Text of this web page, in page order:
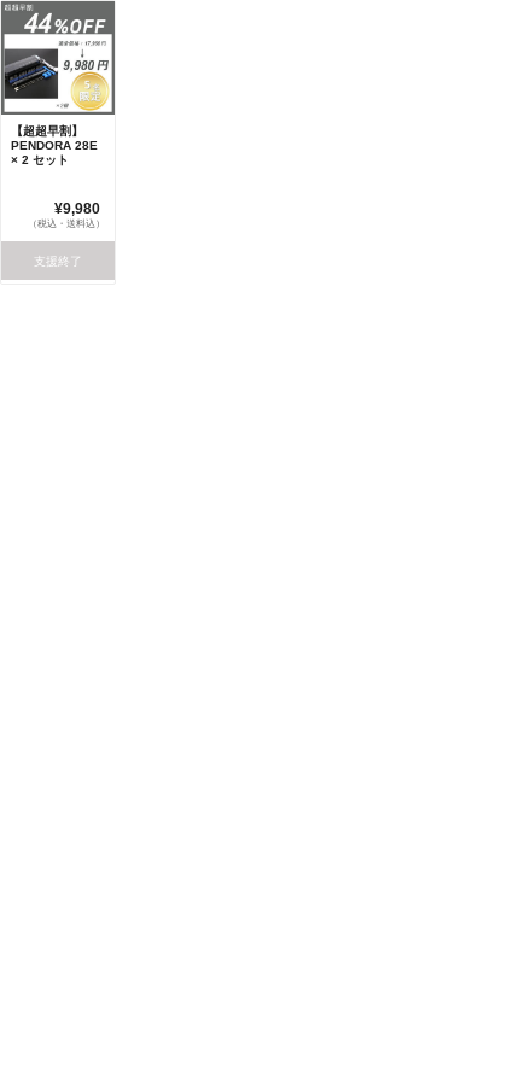
【超超早割】
PENDORA 28E
× 2 セット
¥9,980
（税込・送料込）
支援終了